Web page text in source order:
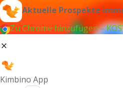
Aktuelle Prospekte
Zu Chrome hinzufügen –
Kimbino App